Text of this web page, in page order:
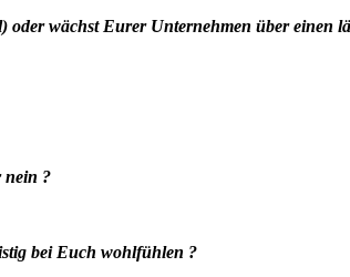
wächst Eurer Unternehmen über einen
nein ?
bei Euch wohlfühlen ?